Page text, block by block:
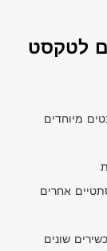
לטקסט
מיוחדים
אחרים
שונים